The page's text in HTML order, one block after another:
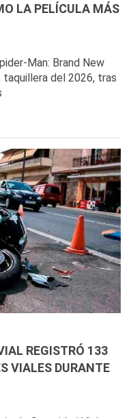
LA PELÍCULA MÁS
Man: Brand New
del 2026, tras
REGISTRÓ 133
VIALES DURANTE